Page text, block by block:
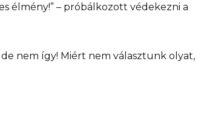
élmény!” – próbálkozott védekezni a
nem így! Miért nem választunk olyat,